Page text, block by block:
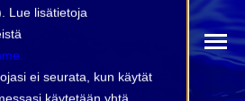
Lue lisätietoja
ei seurata, kun käytät